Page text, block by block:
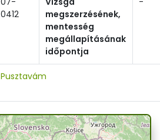
0412
megszerzésének,
mentesség
megállapításának
időpontja
Pusztavám